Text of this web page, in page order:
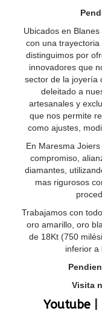
Ubicados en
con una
distinguimos por
innovadores que
sector de la joyería
deleitado a
artesanales y
que nos permite
como ajustes,
En Maresma
compromiso,
diamantes,
mas rigurosos
Trabajamos con
oro amarillo, oro
de 18Kt (750
inferior a
Visita
Youtube